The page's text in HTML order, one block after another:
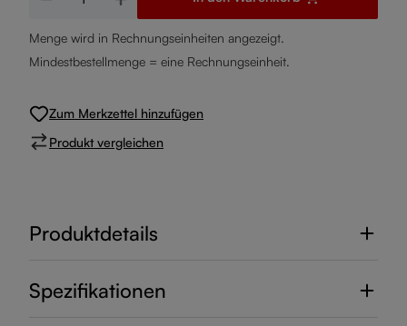
Menge wird in Rechnungseinheiten angezeigt.
Mindestbestellmenge = eine Rechnungseinheit.
Zum Merkzettel hinzufügen
Produkt vergleichen
Produktdetails
Spezifikationen